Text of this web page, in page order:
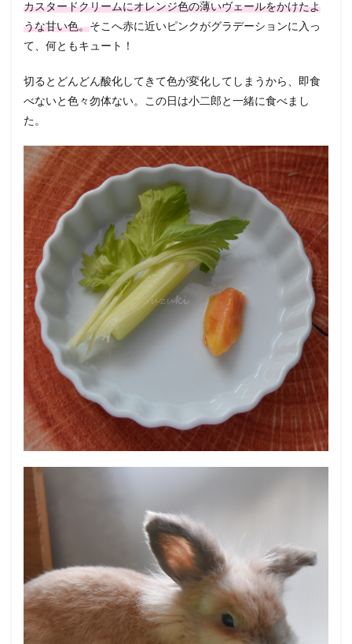
カスタードクリームにオレンジ色の薄いヴェールをかけたよ
うな甘い色。そこへ赤に近いピンクがグラデーションに入っ
て、何ともキュート！
切るとどんどん酸化してきて色が変化してしまうから、即食
べないと色々勿体ない。この日は小二郎と一緒に食べまし
た。